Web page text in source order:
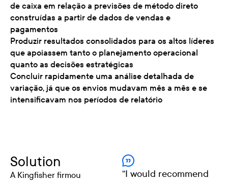
de caixa em relação a previsões de método direto
construídas a partir de dados de vendas e
pagamentos
Produzir resultados consolidados para os altos líderes
que apoiassem tanto o planejamento operacional
quanto as decisões estratégicas
Concluir rapidamente uma análise detalhada de
variação, já que os envios mudavam mês a mês e se
intensificavam nos períodos de relatório
Solution
A Kingfisher firmou
“I would recommend